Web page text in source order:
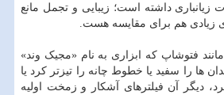
زیانباری داشته است؛ زیبایی و تجمل مانع
هم برای مقایسه هست.
فتوشاپ که ابزاری به نام «مجیک وند»
ها را سفید یا خطوط چانه را تیزتر کرد یا
دیگر آن فیلترهای آشکار و زمخت اولیه